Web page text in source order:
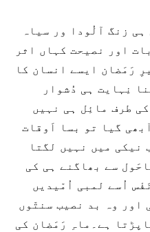
زنگ آلُودا ور سیاہ
اور نصیحت کہاں اثر
رَمَضان ایسے انسان کا
نِہایت ہی دُشوار
طرف مائِل ہی نہیں
گیا تو بسا اَوقات
نیکی میں نہیں لگتا
سے بھاگنے ہی کی
اُسے لمبی اُمّیدیں
اور وہ بد نصیب سنتّوں
ہے۔ماہِ رَمَضان کی